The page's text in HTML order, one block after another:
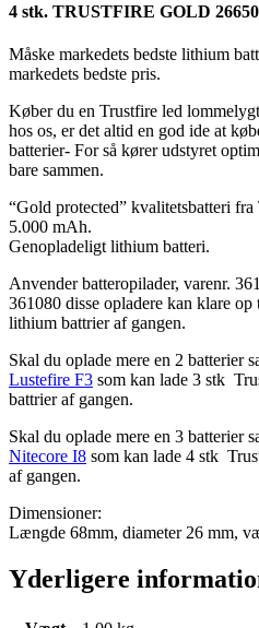
4 stk. TRUSTFIRE GOLD
Måske markedets bedste lithium
markedets bedste pris.
Køber du en Trustfire led
hos os, er det altid en god ide at
batterier- For så kører udstyret
bare sammen.
“Gold protected” kvalitetsbatteri
5.000 mAh.
Genopladeligt lithium batteri.
Anvender batteropilader, varenr.
361080 disse opladere kan klare
lithium battrier af gangen.
Skal du oplade mere en 2 batterier
Lustefire F3 som kan lade 3 stk
battrier af gangen.
Skal du oplade mere en 3 batterier
Nitecore I8 som kan lade 4 stk
af gangen.
Dimensioner:
Længde 68mm, diameter 26 mm,
Yderligere